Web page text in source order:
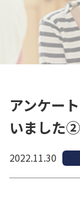
アンケー
いました②
2022.11.30